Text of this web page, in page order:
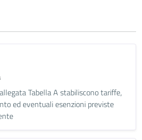
Tabella A stabiliscono tariffe,
ed eventuali esenzioni previste